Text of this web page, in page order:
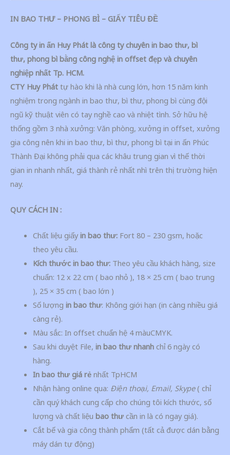
IN BAO THƯ – PHONG BÌ – GIẤY TIÊU ĐỀ
Công ty in ấn Huy Phát là công ty chuyên in bao thư, bì
thư, phong bì bằng công nghệ in offset đẹp và chuyên
nghiệp nhất Tp. HCM.
CTY Huy Phát tự hào khi là nhà cung lớn, hơn 15 năm kinh
nghiệm trong ngành in bao thư, bì thư, phong bì cùng đội
ngũ kỹ thuật viên có tay nghề cao và nhiệt tình. Sở hữu hệ
thống gồm 3 nhà xưởng: Văn phòng, xưởng in offset, xưởng
gia công nên khi in bao thư, bì thư, phong bì tại in ấn Phúc
Thành Đại không phải qua các khâu trung gian vì thế thời
gian in nhanh nhất, giá thành rẻ nhất nhì trên thị trường hiện
nay.
QUY CÁCH IN :
Chất liệu giấy in bao thư:Fort 80 – 230 gsm, hoặc
theo yêu cầu.
Kích thước in bao thư:Theo yêu cầu khách hàng, size
chuẩn: 12 x 22 cm ( bao nhỏ ), 18 × 25 cm ( bao trung
), 25 × 35 cm ( bao lớn )
Số lượng in bao thư: Không giới hạn (in càng nhiều giá
càng rẻ).
Màu sắc: In offset chuẩn hệ 4 màuCMYK.
Sau khi duyệt File, in bao thư nhanhchỉ 6 ngày có
hàng.
In bao thư giá rẻnhất TpHCM
Nhận hàng online qua: Điện thoại, Email, Skype( chỉ
cần quý khách cung cấp cho chúng tôi kích thước, số
lượng và chất liệu bao thưcần in là có ngay giá).
Cắt bế và gia công thành phẩm (tất cả được dán bằng
máy dán tự động)